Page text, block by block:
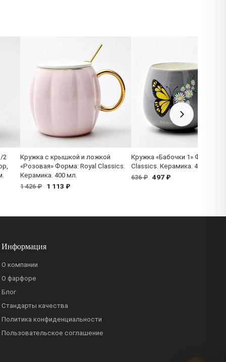
2
Кружка с крышкой и ложкой
«Розовая» Форма: Royal Classics.
Керамика. 400 мл.
1 426 ₽
1 113 ₽
Кружка «Бабочки 1» Форма:
Classics. Керамика. 400 мл.
636 ₽ 497 ₽
Информация
О компании
О фарфоре
Блог
Стандарты качества
Политика конфиденциальности
Пользовательское соглашение